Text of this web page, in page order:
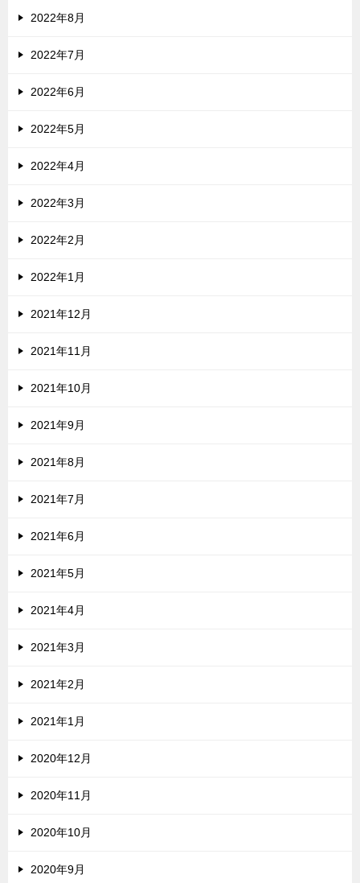
2022年8月
2022年7月
2022年6月
2022年5月
2022年4月
2022年3月
2022年2月
2022年1月
2021年12月
2021年11月
2021年10月
2021年9月
2021年8月
2021年7月
2021年6月
2021年5月
2021年4月
2021年3月
2021年2月
2021年1月
2020年12月
2020年11月
2020年10月
2020年9月